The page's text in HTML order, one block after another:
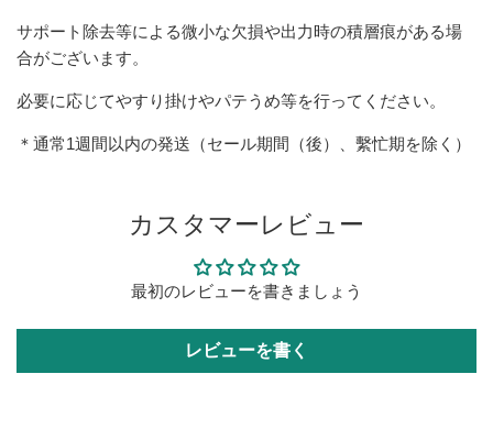
サポート除去等による微小な欠損や出力時の積層痕がある場
合がございます。
必要に応じてやすり掛けやパテうめ等を行ってください。
＊通常1週間以内の発送（セール期間（後）、繫忙期を除く）
カスタマーレビュー
最初のレビューを書きましょう
レビューを書く